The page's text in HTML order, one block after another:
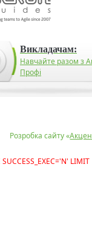
Викладачам:
Навчайте разом з
Профі
Розробка сайту «
LIMIT